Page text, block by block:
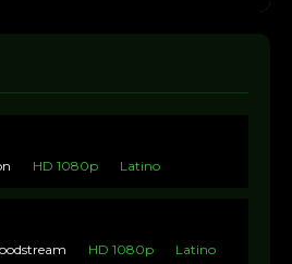
HD 1080p Latino
HD 1080p Latino